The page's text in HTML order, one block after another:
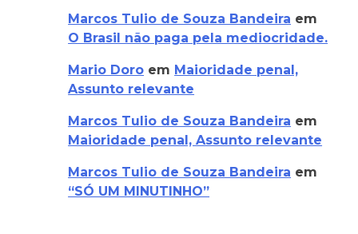
Marcos Tulio de Souza Bandeira em
O Brasil não paga pela mediocridade.
Mario Doro em Maioridade penal,
Assunto relevante
Marcos Tulio de Souza Bandeira em
Maioridade penal, Assunto relevante
Marcos Tulio de Souza Bandeira em
“SÓ UM MINUTINHO”